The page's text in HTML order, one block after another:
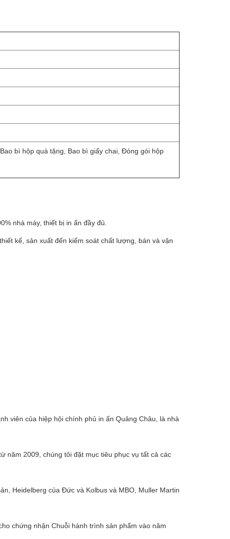
bì hộp quà tặng, Bao bì giấy chai, Đóng gói hộp
nhà máy, thiết bị in ấn đầy đủ.
kế, sản xuất đến kiểm soát chất lượng, bán và vận
viên của hiệp hội chính phủ in ấn Quảng Châu, là nhà
năm 2009, chúng tôi đặt mục tiêu phục vụ tất cả các
Heidelberg của Đức và Kolbus và MBO, Muller Martin
chứng nhận Chuỗi hành trình sản phẩm vào năm